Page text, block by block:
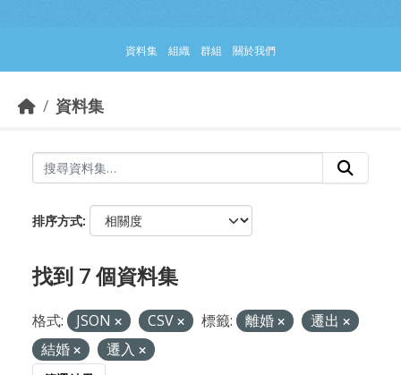
資料集 組織 群組 關於我們
資料集
排序方式
找到 7 個資料集
格式: JSON CSV 標籤: 離婚
遷出
結婚
遷入